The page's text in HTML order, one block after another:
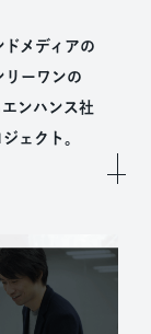
メディアの
リーワンの
ンハンス社
ェクト。